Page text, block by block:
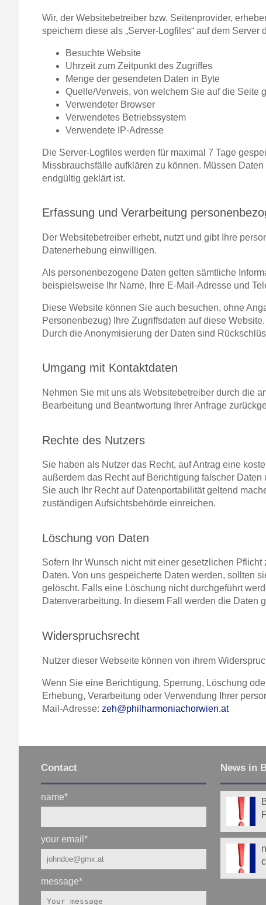
Wir, der Websitebetreiber bzw. Seitenprovider,
speichern diese als „Server-Logfiles“ auf dem
Besuchte Website
Uhrzeit zum Zeitpunkt des Zugriffes
Menge der gesendeten Daten in Byte
Quelle/Verweis, von welchem Sie auf die Seite
Verwendeter Browser
Verwendetes Betriebssystem
Verwendete IP-Adresse
Die Server-Logfiles werden für maximal 7 Tage
Missbrauchsfälle aufklären zu können. Müssen
endgültig geklärt ist.
Erfassung und Verarbeitung
Der Websitebetreiber erhebt, nutzt und gibt Ihre
Datenerhebung einwilligen.
Als personenbezogene Daten gelten sämtliche
beispielsweise Ihr Name, Ihre E-Mail-Adresse und
Diese Website können Sie auch besuchen, ohne
Personenbezug) Ihre Zugriffsdaten auf diese
Durch die Anonymisierung der Daten sind
Umgang mit Kontaktdaten
Nehmen Sie mit uns als Websitebetreiber durch die
Bearbeitung und Beantwortung Ihrer Anfrage
Rechte des Nutzers
Sie haben als Nutzer das Recht, auf Antrag eine
außerdem das Recht auf Berichtigung falscher
Sie auch Ihr Recht auf Datenportabilität geltend
zuständigen Aufsichtsbehörde einreichen.
Löschung von Daten
Sofern Ihr Wunsch nicht mit einer gesetzlichen
Daten. Von uns gespeicherte Daten werden, sollten
gelöscht. Falls eine Löschung nicht durchgeführt
Datenverarbeitung. In diesem Fall werden die Daten
Widerspruchsrecht
Nutzer dieser Webseite können von ihrem
Wenn Sie eine Berichtigung, Sperrung, Löschung
Erhebung, Verarbeitung oder Verwendung Ihrer
Mail-Adresse: zeh@philharmoniachorwien.at
Contact
name*
your email*
message*
News in